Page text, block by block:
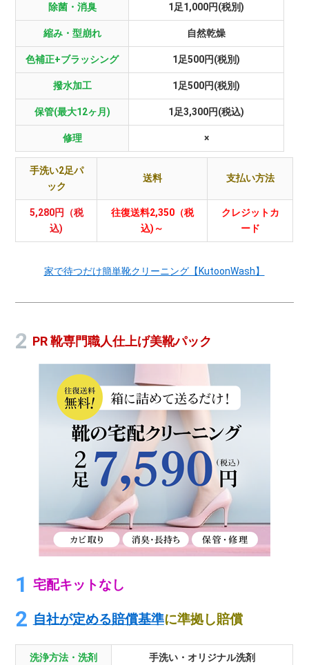
除菌・消臭 1足1,000円(税別)
縮み・型崩れ 自然乾燥
色補正+ブラッシング 1足500円(税別)
撥水加工 1足500円(税別)
保管(最大12ヶ月) 1足3,300円(税込)
修理 ×
手洗い2足パ
ック
送料 支払い方法
5,280円（税
込)
往復送料2,350（税
込)～
クレジットカ
ード
家で待つだけ簡単靴クリーニング【KutoonWash】
PR 靴専門職人仕上げ美靴パック
宅配キットなし
自社が定める賠償基準に準拠し賠償
洗浄方法・洗剤 手洗い・オリジナル洗剤